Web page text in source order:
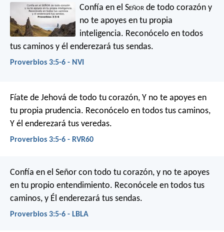
Confía en el Señor de todo corazón y
no te apoyes en tu propia
inteligencia. Reconócelo en todos
tus caminos y él enderezará tus sendas.
Proverbios 3:5-6 - NVI
Fíate de Jehová de todo tu corazón, Y no te apoyes en
tu propia prudencia. Reconócelo en todos tus caminos,
Y él enderezará tus veredas.
Proverbios 3:5-6 - RVR60
Confía en el Señor con todo tu corazón, y no te apoyes
en tu propio entendimiento. Reconócele en todos tus
caminos, y Él enderezará tus sendas.
Proverbios 3:5-6 - LBLA